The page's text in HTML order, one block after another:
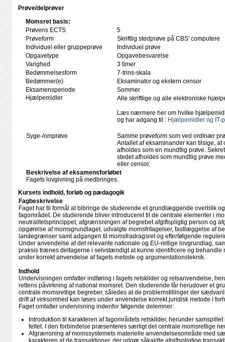
Prøve/delprøver
Momsret basis:
Prøvens ECTS
5
Prøveform
Skriftlig stedprøve på CBS' computere
Individuel eller gruppeprøve
Individuel prøve
Opgavetype
Opgavebesvarelse
Varighed
3 timer
Bedømmelsesform
7-trins-skala
Bedømmer(e)
Eksaminator og ekstern censor
Eksamensperiode
Sommer
Hjælpemidler
Alle skriftlige og alle elektroniske
Læs nærmere her om hvilke
og har adgang til : Hjælpemidler og IT-
Syge-/omprøve
Samme prøveform som ved ordinær
Antallet af eksaminander kan tilsige,
afholdes som en mundtlig prøve.
stedet afholdes som mundtlig prøve
eller censor.
Beskrivelse af eksamensforløbet
Fagets lovgivning på medbringes.
Kursets indhold, forløb og pædagogik
Fagbeskrivelse
Faget har til formål at bibringe de studerende et grundlæggende overblik
fagområdet. De studerende bliver introduceret til de centrale elementer i
neutralitetsprincippet, afgrænsningen af begrebet afgiftspligtig person og
opgørelse af momsgrundlaget, udvalgte momsfritagelser, fastlæggelse af
landegrænser samt adgangen til momsfradragsret og efterfølgende
Under anvendelse af det relevante nationale og EU-retlige lovgrundlag,
praksis trænes deltagerne i selvstændigt at kunne identificere og behandle
under korrekt anvendelse af fagets metode og argumentationsteknik.
Indhold
Undervisningen omfatter indføring i fagets retskilder og retsanvendelse,
rettens påvirkning af national momsret. Den studerende får herudover et
centrale momsretlige begreber, således at de problemstillinger der
drift af virksomhed kan løses under anvendelse korrekt juridisk metode i
Faget omfatter undervisning indenfor følgende delemner:
Introduktion til karakteren af fagområdets retskilder, herunder
feltet. I den forbindelse præsenteres særligt det centrale momsretlige
Afgrænsning af momssystemets materielle anvendelsesområde med
karakteren af de transaktioner, der udgør såkaldte afgiftspligtige